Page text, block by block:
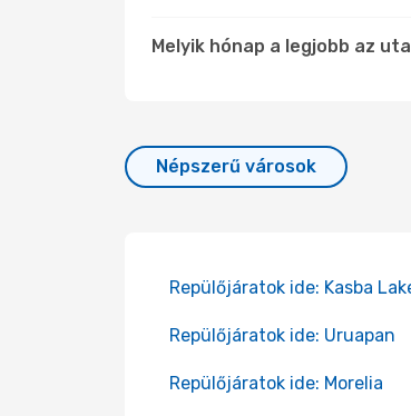
Melyik hónap a legjobb az
Népszerű városok
Repülőjáratok ide: Kasba
Repülőjáratok ide: Uruapan
Repülőjáratok ide: Morelia